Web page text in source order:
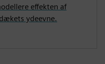
effekten af
ydeevne.